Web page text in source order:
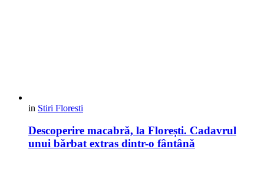
in Stiri Floresti
Descoperire macabră, la Florești. Cadavrul
unui bărbat extras dintr-o fântână